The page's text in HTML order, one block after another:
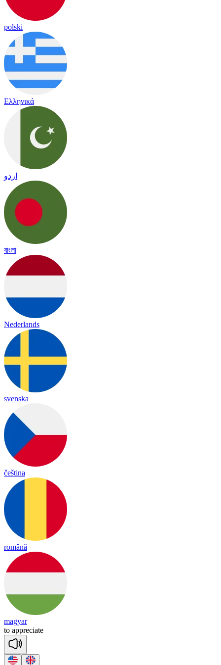
polski
Ελληνικά
اردو
বাংলা
Nederlands
svenska
čeština
română
magyar
to appreciate